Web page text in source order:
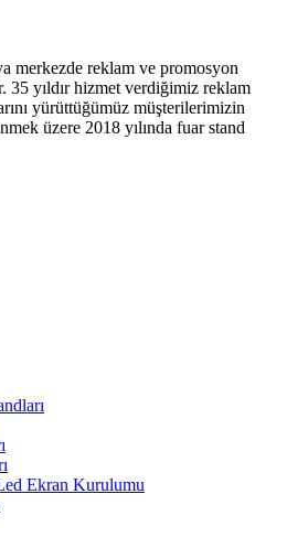
merkezde reklam ve promosyon
35 yıldır hizmet verdiğimiz reklam
yürüttüğümüz müşterilerimizin
üzere 2018 yılında fuar stand
Ekran Kurulumu